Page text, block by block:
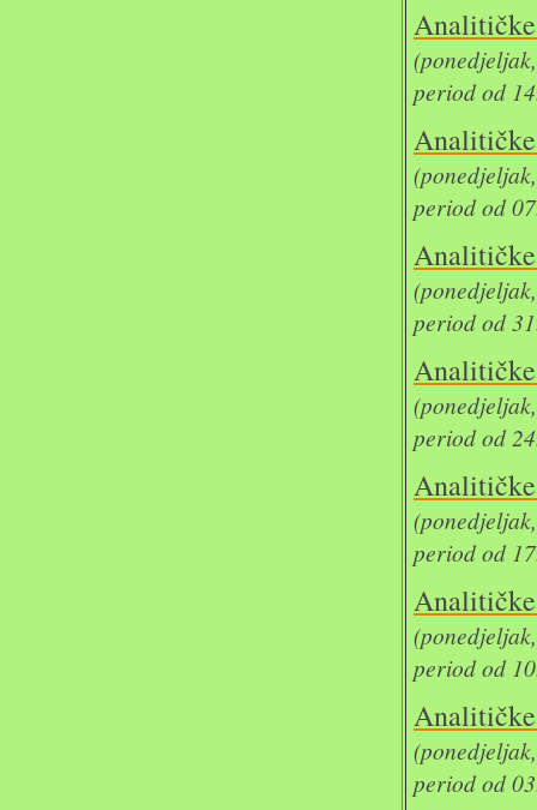
period od
period od
period od
period od
period od
period od
period od